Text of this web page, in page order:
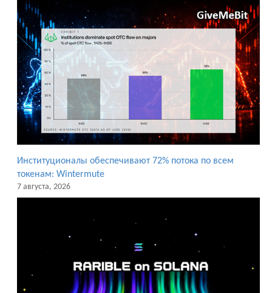
Институционалы обеспечивают 72% потока по всем
токенам: Wintermute
7 августа, 2026